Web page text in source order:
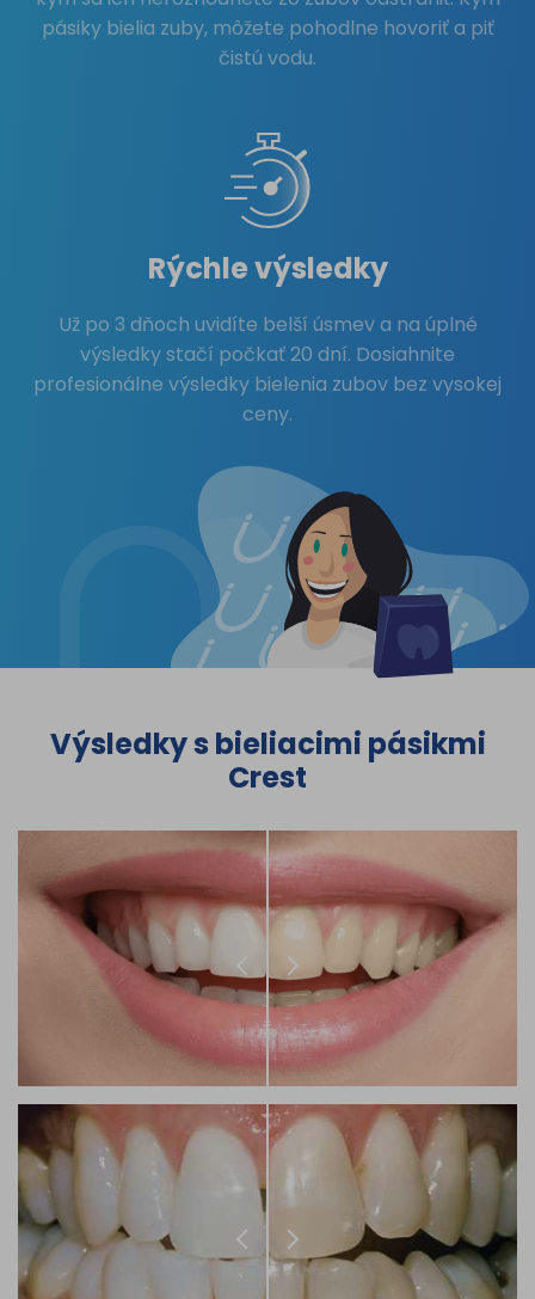
pásiky bielia zuby, môžete pohodlne hovoriť a piť
čistú vodu.
Rýchle výsledky
Už po 3 dňoch uvidíte belší úsmev a na úplné
výsledky stačí počkať 20 dní. Dosiahnite
profesionálne výsledky bielenia zubov bez vysokej
ceny.
Výsledky s bieliacimi pásikmi
Crest